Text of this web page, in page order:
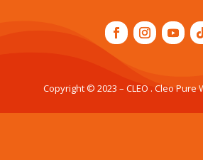
Copyright © 2023 – CLEO . Cleo